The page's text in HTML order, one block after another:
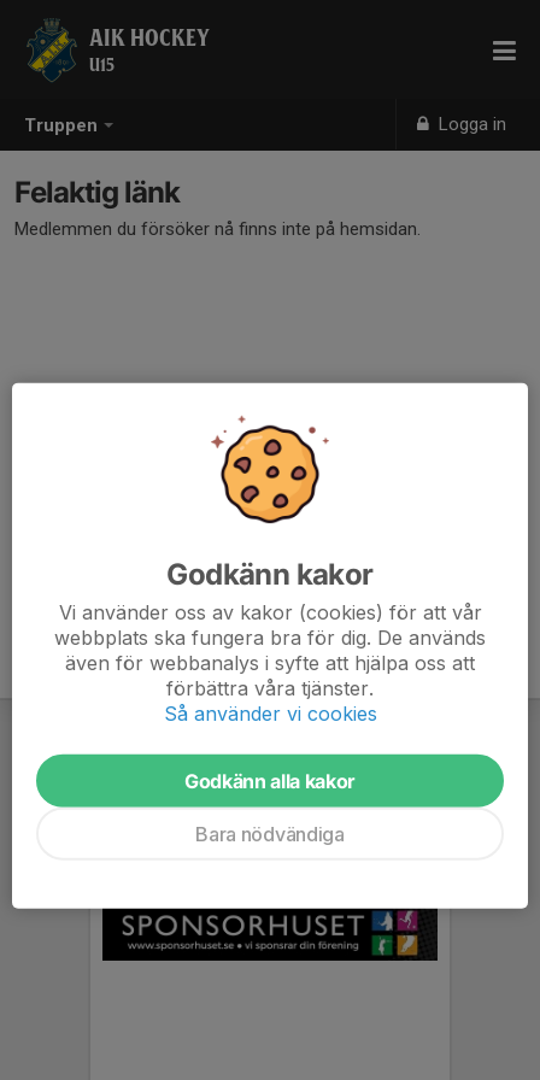
Truppen Logga in
AIK HOCKEY
U15
Felaktig länk
Medlemmen du försöker nå finns inte på hemsidan.
Godkänn kakor
Vi använder oss av kakor (cookies) för att vår
webbplats ska fungera bra för dig. De används
även för webbanalys i syfte att hjälpa oss att
förbättra våra tjänster.
Så använder vi cookies
Godkänn alla kakor
Bara nödvändiga